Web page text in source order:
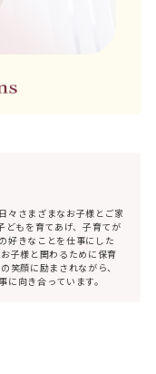
々さまざまなお子様とご家
どもを育てあげ、子育てが
好きなことを仕事にした
子様と関わるために保育
笑顔に励まされながら、
向き合っています。